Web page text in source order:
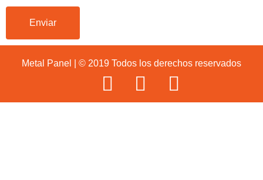
Metal Panel | © 2019 Todos los derechos reservados